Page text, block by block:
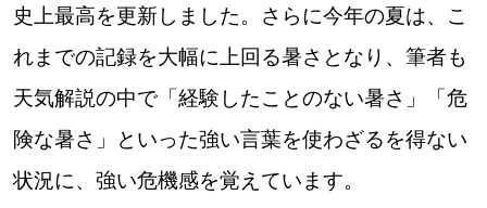
史上最高を更新しました。さらに今年の夏は、こ
れまでの記録を大幅に上回る暑さとなり、筆者も
天気解説の中で「経験したことのない暑さ」「危
険な暑さ」といった強い言葉を使わざるを得ない
状況に、強い危機感を覚えています。